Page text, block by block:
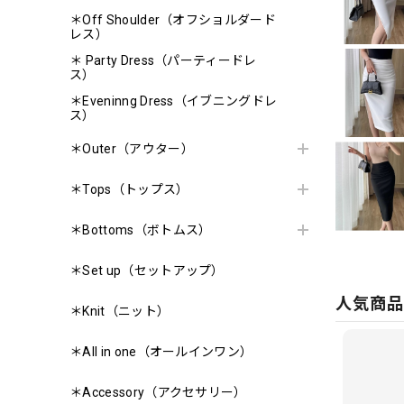
＊Off Shoulder（オフショルダード
レス）
＊ Party Dress（パーティードレ
ス）
＊Eveninng Dress（イブニングドレ
ス）
＊Outer（アウター）
＊Tops（トップス）
＊Bottoms（ボトムス）
＊Set up（セットアップ）
＊Knit（ニット）
＊All in one（オールインワン）
＊Accessory（アクセサリー）
人気商品